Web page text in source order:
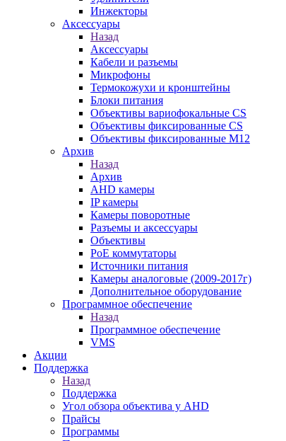
Инжекторы
Аксессуары
Назад
Аксессуары
Кабели и разъемы
Микрофоны
Термокожухи и кронштейны
Блоки питания
Объективы вариофокальные CS
Объективы фиксированные CS
Объективы фиксированные М12
Архив
Назад
Архив
AHD камеры
IP камеры
Камеры поворотные
Разъемы и аксессуары
Объективы
PoE коммутаторы
Источники питания
Камеры аналоговые (2009-2017г)
Дополнительное оборудование
Программное обеспечение
Назад
Программное обеспечение
VMS
Акции
Поддержка
Назад
Поддержка
Угол обзора объектива у AHD
Прайсы
Программы